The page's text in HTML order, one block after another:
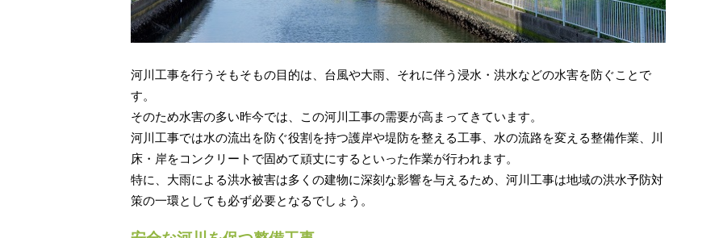
河川工事を行うそもそもの目的は、台風や大雨、それに伴う浸水・洪水などの水害を防ぐことで
す。
そのため水害の多い昨今では、この河川工事の需要が高まってきています。
河川工事では水の流出を防ぐ役割を持つ護岸や堤防を整える工事、水の流路を変える整備作業、川
床・岸をコンクリートで固めて頑丈にするといった作業が行われます。
特に、大雨による洪水被害は多くの建物に深刻な影響を与えるため、河川工事は地域の洪水予防対
策の一環としても必ず必要となるでしょう。